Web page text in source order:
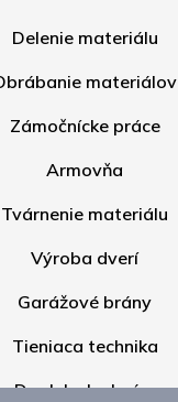
Delenie materiálu
materiálov
Zámočnícke práce
Armovňa
Tvárnenie materiálu
Výroba dverí
Garážové brány
Tieniaca technika
Doplnky k oknám